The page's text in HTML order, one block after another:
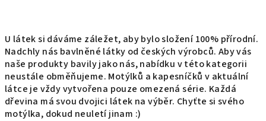
U látek si dáváme záležet, aby bylo složení 100% přírodní.
Nadchly nás bavlněné látky od českých výrobců. Aby vás
naše produkty bavily jako nás, nabídku v této kategorii
neustále obměňujeme. Motýlků a kapesníčků v aktuální
látce je vždy vytvořena pouze omezená série. Každá
dřevina má svou dvojici látek na výběr. Chyťte si svého
motýlka, dokud neuletí jinam :)